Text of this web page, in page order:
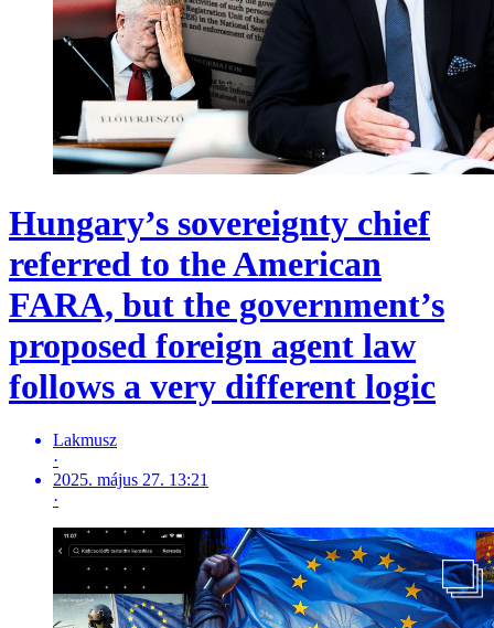
Hungary’s sovereignty chief
referred to the American
FARA, but the government’s
proposed foreign agent law
follows a very different logic
Lakmusz
·
2025. május 27. 13:21
·